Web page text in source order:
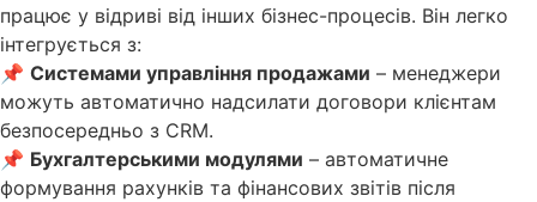
працює у відриві від інших бізнес-процесів. Він легко
інтегрується з:
📌 Системами управління продажами – менеджери
можуть автоматично надсилати договори клієнтам
безпосередньо з CRM.
📌 Бухгалтерськими модулями – автоматичне
формування рахунків та фінансових звітів після